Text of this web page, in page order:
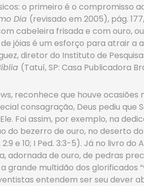
o primeiro é o compromisso
Dia (revisado em 2005), pág.
cabeleira frisada e com ouro,
jóias é um esforço para atrair a
diretor do Instituto de
(Tatuí, SP: Casa Publicadora
reconhece que houve ocasiões
consagração, Deus pediu que
Foi assim, por exemplo, na
bezerro de ouro, no deserto do
e 10; I Ped. 3:3-5). Já no livro do
de ouro, de pedras
a grande multidão dos glorificados
entendem ser seu dever